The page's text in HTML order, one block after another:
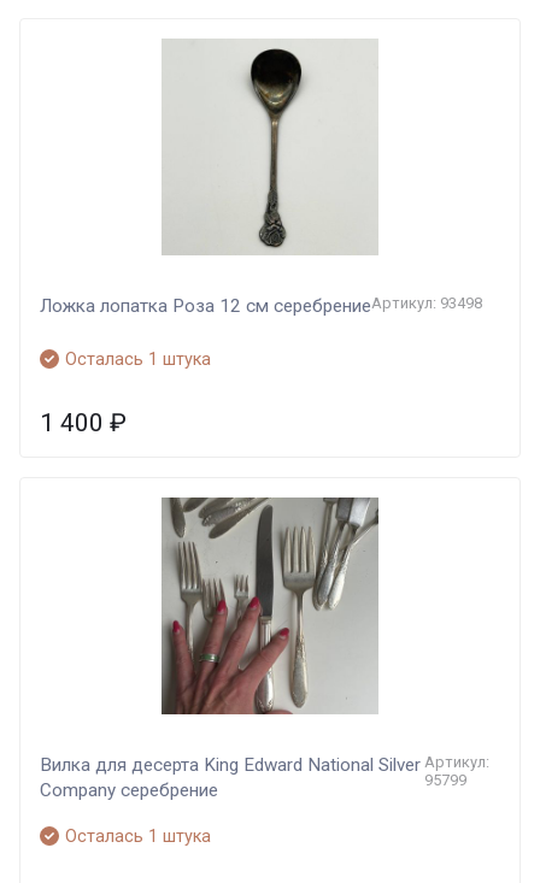
Ложка лопатка Роза 12 см серебрениеАртикул: 93498
Осталась 1 штука
1 400 ₽
Вилка для десерта King Edward National Silver
Company серебрение
Артикул:
95799
Осталась 1 штука